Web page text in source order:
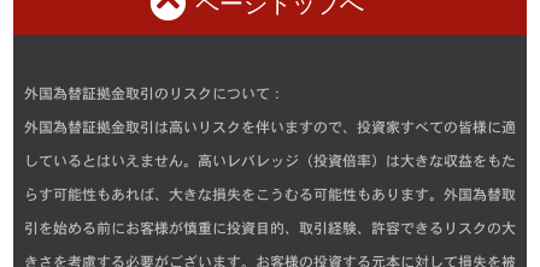
外国為替証拠金取引のリスクについて：
外国為替証拠金取引は高いリスクを伴いますので、投資家すべての皆様に適
しているとはいえません。高いレバレッジ（投資倍率）は大きな収益をもた
らす可能性もあれば、大きな損失をこうむる可能性もあります。外国為替取
引を始める前にお客様が慎重に投資目的、取引経験、許容できるリスクの大
きさを考慮する必要がございます。お客様の投資する元本に対して損失を被